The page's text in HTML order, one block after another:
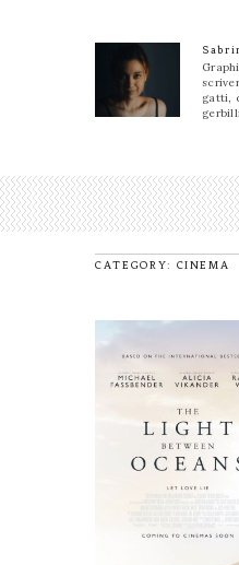
gatti,
CATEGORY: CINEMA